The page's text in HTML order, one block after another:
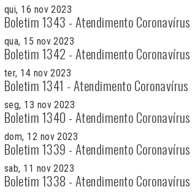
qui, 16 nov 2023
Boletim 1343 - Atendimento Coronavírus
qua, 15 nov 2023
Boletim 1342 - Atendimento Coronavírus
ter, 14 nov 2023
Boletim 1341 - Atendimento Coronavírus
seg, 13 nov 2023
Boletim 1340 - Atendimento Coronavírus
dom, 12 nov 2023
Boletim 1339 - Atendimento Coronavírus
sab, 11 nov 2023
Boletim 1338 - Atendimento Coronavírus